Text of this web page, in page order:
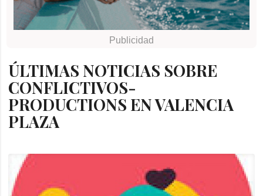
ÚLTIMAS NOTICIAS SOBRE
CONFLICTIVOS-
PRODUCTIONS EN VALENCIA
PLAZA